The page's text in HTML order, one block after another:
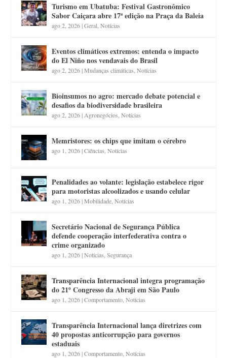
Turismo em Ubatuba: Festival Gastronômico
Sabor Caiçara abre 17ª edição na Praça da Baleia
ago 2, 2026|Geral ,Notícias
Eventos climáticos extremos: entenda o impacto
do El Niño nos vendavais do Brasil
ago 2, 2026|Mudanças climáticas ,Notícias
Bioinsumos no agro: mercado debate potencial e
desafios da biodiversidade brasileira
ago 2, 2026| Agronegócios ,Notícias
Memristores: os chips que imitam o cérebro
ago 1, 2026|Ciências ,Notícias
Penalidades ao volante: legislação estabelece rigor
para motoristas alcoolizados e usando celular
ago 1, 2026|Mobilidade ,Notícias
Secretário Nacional de Segurança Pública
defende cooperação interfederativa contra o
crime organizado
ago 1, 2026|Notícias ,Segurança
Transparência Internacional integra programação
do 21º Congresso da Abraji em São Paulo
ago 1, 2026|Comportamento ,Notícias
Transparência Internacional lança diretrizes com
40 propostas anticorrupção para governos
estaduais
ago 1, 2026|Comportamento ,Notícias